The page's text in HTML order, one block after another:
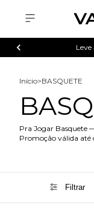
Início>BASQUETE
Pra Jogar Basquete
Promoção válida até
Filtrar